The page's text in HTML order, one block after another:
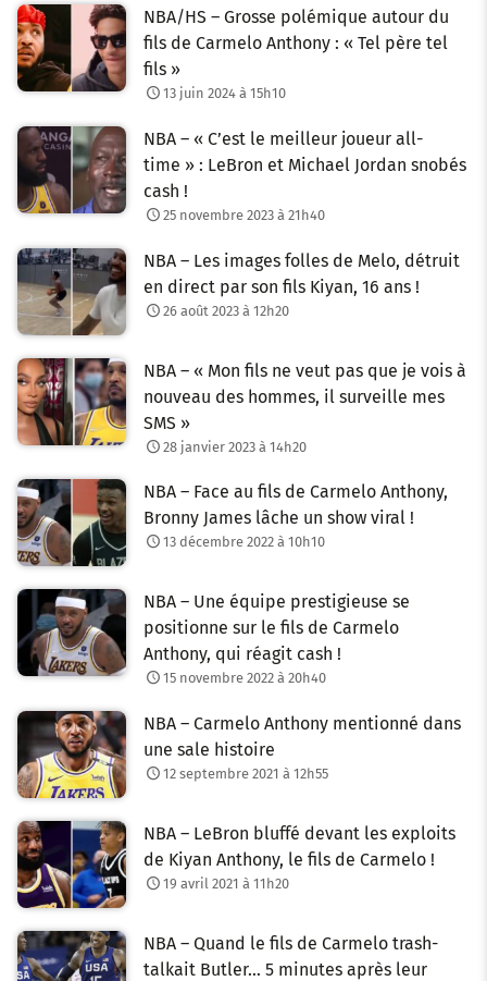
NBA/HS – Grosse polémique autour du
fils de Carmelo Anthony : « Tel père tel
fils »
13 juin 2024 à 15h10
NBA – « C’est le meilleur joueur all-
time » : LeBron et Michael Jordan snobés
cash !
25 novembre 2023 à 21h40
NBA – Les images folles de Melo, détruit
en direct par son fils Kiyan, 16 ans !
26 août 2023 à 12h20
NBA – « Mon fils ne veut pas que je vois à
nouveau des hommes, il surveille mes
SMS »
28 janvier 2023 à 14h20
NBA – Face au fils de Carmelo Anthony,
Bronny James lâche un show viral !
13 décembre 2022 à 10h10
NBA – Une équipe prestigieuse se
positionne sur le fils de Carmelo
Anthony, qui réagit cash !
15 novembre 2022 à 20h40
NBA – Carmelo Anthony mentionné dans
une sale histoire
12 septembre 2021 à 12h55
NBA – LeBron bluffé devant les exploits
de Kiyan Anthony, le fils de Carmelo !
19 avril 2021 à 11h20
NBA – Quand le fils de Carmelo trash-
talkait Butler… 5 minutes après leur